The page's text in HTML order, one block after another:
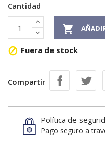
Cantidad

 Fuera de stock
Compartir
Política de
Pago seguro a